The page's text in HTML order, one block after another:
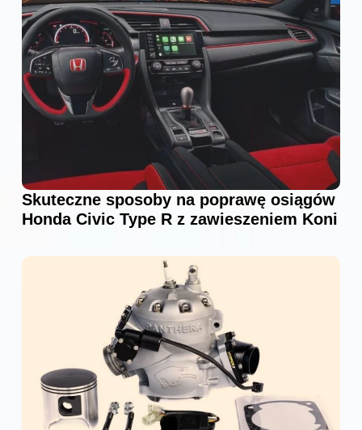
Skuteczne sposoby na poprawę osiągów
Honda Civic Type R z zawieszeniem Koni